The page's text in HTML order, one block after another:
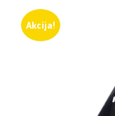
Akcija!